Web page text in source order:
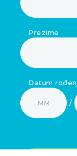
Prezime
Datum
/